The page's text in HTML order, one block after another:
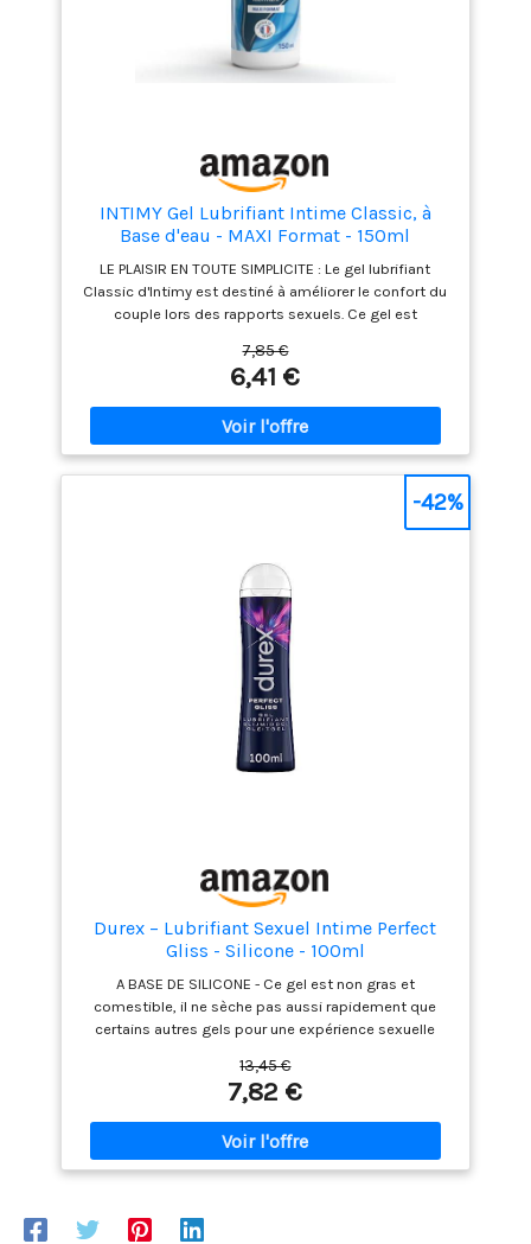
INTIMY Gel Lubrifiant Intime Classic, à
Base d'eau - MAXI Format - 150ml
LE PLAISIR EN TOUTE SIMPLICITE : Le gel lubrifiant
Classic d'Intimy est destiné à améliorer le confort du
couple lors des rapports sexuels. Ce gel est
Formulé à base d'eau et sans parfum, ce gel est aussi
incolore, inodore, non gras, ne tâche pas et s'élimine
facilement à l'eau CONSEILS D'UTILISATION : Pressez la
pompe pour obtenir la quantité de gel désirée, puis
appliquez-le sur les zones intimes des 2 partenaires.
Renouvelez l'application aussi souvent que
le contact avec les yeux. En cas de contact, rincez
abondamment. Tenez-le hors de la portée des
enfants. Ce gel n’est pas un contraceptif. Ne l’utilisez
pas en cas d’allergie connue à l’un des ingrédients. En
cas d’irritation, cessez l’utilisation. Si l’irritation
persiste, consultez un médecin
7,85 €
6,41 €
Durex – Lubrifiant Sexuel Intime Perfect
Gliss - Silicone - 100ml
A BASE DE SILICONE - Ce gel est non gras et
comestible, il ne sèche pas aussi rapidement que
certains autres gels pour une expérience sexuelle
une texture soyeuse et chaude au toucher pour
augmenter le plaisir avec votre partenaire et aide à
l'inconfort de la sécheresse vaginale USAGE - Ce gel
lubrifiant permet une lubrification longue durée et
convient pour un usage sexuel vaginal, oral et anal
polyisoprène et polyuréthane SEXE ANAL - Conçu pour
13,45 €
7,82 €
-42%